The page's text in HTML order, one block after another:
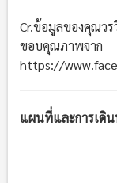
Cr.ข้อมูลของคุณว
ขอบคุณภาพจาก
https://
แผนที่และการเดิน